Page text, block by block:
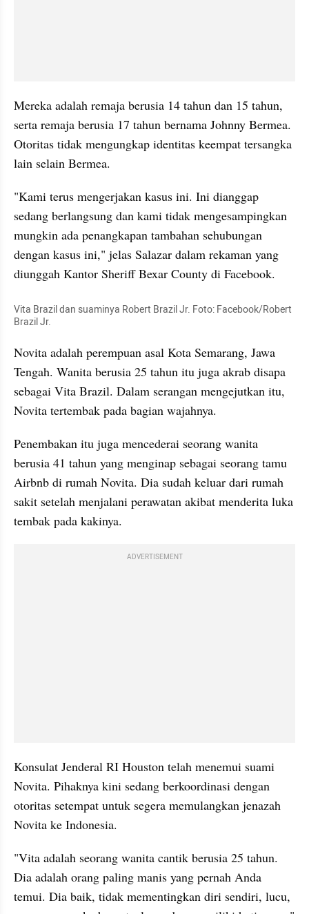
Mereka adalah remaja berusia 14 tahun dan 15 tahun,
serta remaja berusia 17 tahun bernama Johnny Bermea.
Otoritas tidak mengungkap identitas keempat tersangka
lain selain Bermea.
"Kami terus mengerjakan kasus ini. Ini dianggap
sedang berlangsung dan kami tidak mengesampingkan
mungkin ada penangkapan tambahan sehubungan
dengan kasus ini," jelas Salazar dalam rekaman yang
diunggah Kantor Sheriff Bexar County di Facebook.
Vita Brazil dan suaminya Robert Brazil Jr. Foto: Facebook/Robert
Brazil Jr.
Novita adalah perempuan asal Kota Semarang, Jawa
Tengah. Wanita berusia 25 tahun itu juga akrab disapa
sebagai Vita Brazil. Dalam serangan mengejutkan itu,
Novita tertembak pada bagian wajahnya.
Penembakan itu juga mencederai seorang wanita
berusia 41 tahun yang menginap sebagai seorang tamu
Airbnb di rumah Novita. Dia sudah keluar dari rumah
sakit setelah menjalani perawatan akibat menderita luka
tembak pada kakinya.
ADVERTISEMENT
Konsulat Jenderal RI Houston telah menemui suami
Novita. Pihaknya kini sedang berkoordinasi dengan
otoritas setempat untuk segera memulangkan jenazah
Novita ke Indonesia.
"Vita adalah seorang wanita cantik berusia 25 tahun.
Dia adalah orang paling manis yang pernah Anda
temui. Dia baik, tidak mementingkan diri sendiri, lucu,